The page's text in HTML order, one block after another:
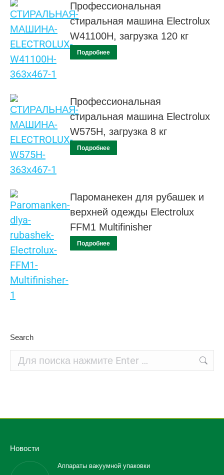
Профессиональная
стиральная машина Electrolux
W41100H, загрузка 120 кг
Подробнее
Профессиональная
стиральная машина Electrolux
W575H, загрузка 8 кг
Подробнее
Пароманекен для рубашек и
верхней одежды Electrolux
FFM1 Multifinisher
Подробнее
Search
Новости
Аппараты вакуумной упаковки